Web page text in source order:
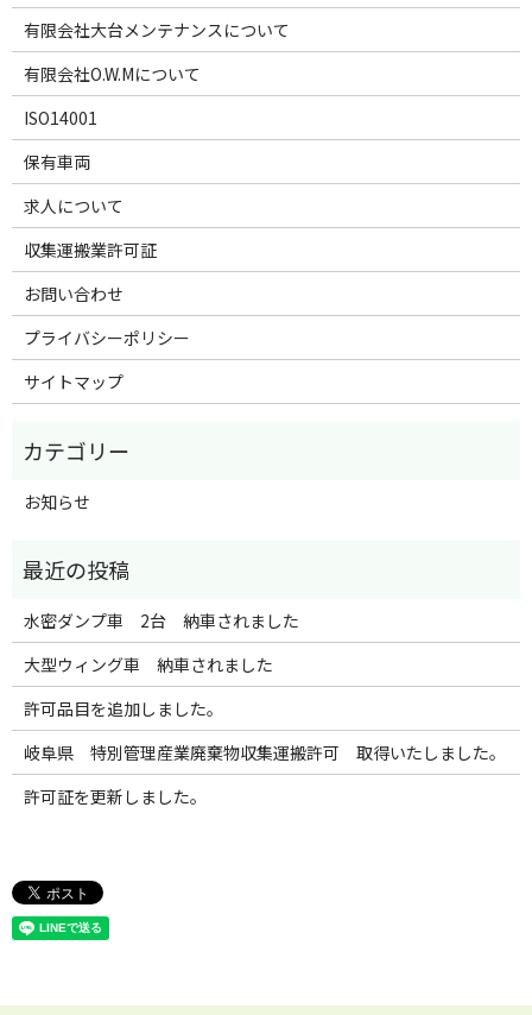
有限会社大台メンテナンスについて
有限会社O.W.Mについて
ISO14001
保有車両
求人について
収集運搬業許可証
お問い合わせ
プライバシーポリシー
サイトマップ
お知らせ
水密ダンプ車 2台 納車されました
大型ウィング車 納車されました
許可品目を追加しました。
岐阜県 特別管理産業廃棄物収集運搬許可 取得いたしました。
許可証を更新しました。